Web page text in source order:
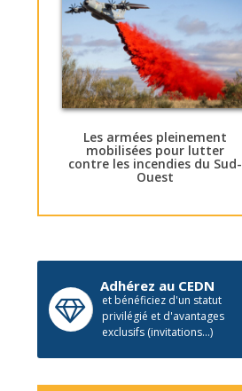
Les armées pleinement
mobilisées pour lutter
contre les incendies du Sud-
Ouest
Adhérez au CEDN
et bénéficiez d'un statut
privilégié et d'avantages
exclusifs (invitations...)